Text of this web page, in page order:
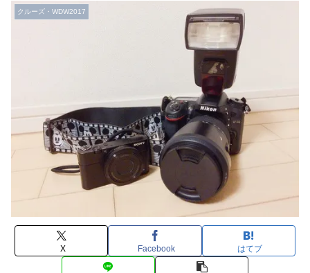
クルーズ・WDW2017
X Facebook はてブ